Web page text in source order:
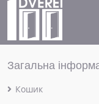
Загальна
Кошик